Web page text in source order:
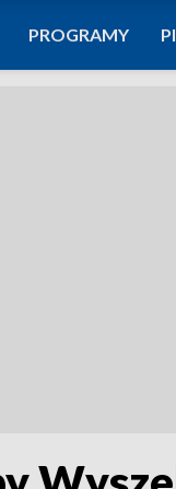
PROGRAMY